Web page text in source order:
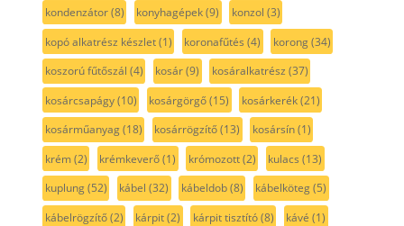
kondenzátor(8) konyhagépek(9) konzol (3)
kopó alkatrész készlet(1) koronafűtés (4) korong(34)
koszorú fűtőszál (4) kosár(9) kosáralkatrész (37)
kosárcsapágy(10) kosárgörgő(15) kosárkerék(21)
kosárműanyag(18) kosárrögzítő(13) kosársín(1)
krém(2) krémkeverő(1) krómozott(2) kulacs (13)
kuplung(52) kábel (32) kábeldob(8) kábelköteg(5)
kábelrögzítő(2) kárpit(2) kárpit tisztító(8) kávé (1)